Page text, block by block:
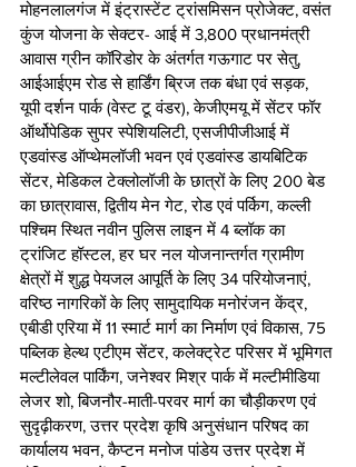
मोहनलालगंज में इंट्रास्टेंट ट्रांसमिसन प्रोजेक्ट, वसंत
कुंज योजना के सेक्टर- आई में 3,800 प्रधानमंत्री
आवास ग्रीन कॉरिडोर के अंतर्गत गऊगाट पर सेतु,
आईआईएम रोड से हार्डिंग ब्रिज तक बंधा एवं सड़क,
यूपी दर्शन पार्क (वेस्ट टू वंडर), केजीएमयू में सेंटर फॉर
ऑर्थोपेडिक सुपर स्पेशियलिटी, एसजीपीजीआई में
एडवांस्ड ऑप्थेमलॉजी भवन एवं एडवांस्ड डायबिटिक
सेंटर, मेडिकल टेक्लोलॉजी के छात्रों के लिए 200 बेड
का छात्रावास, द्वितीय मेन गेट, रोड एवं पर्किग, कल्ली
पश्चिम स्थित नवीन पुलिस लाइन में 4 ब्लॉक का
ट्रांजिट हॉस्टल, हर घर नल योजनान्तर्गत ग्रामीण
क्षेत्रों में शुद्ध पेयजल आपूर्ति के लिए 34 परियोजनाएं,
वरिष्ठ नागरिकों के लिए सामुदायिक मनोरंजन केंद्र,
एबीडी एरिया में 11 स्मार्ट मार्ग का निर्माण एवं विकास, 75
पब्लिक हेल्थ एटीएम सेंटर, कलेक्ट्रेट परिसर में भूमिगत
मल्टीलेवल पार्किंग, जनेश्वर मिश्र पार्क में मल्टीमीडिया
लेजर शो, बिजनौर-माती-परवर मार्ग का चौड़ीकरण एवं
सुदृढ़ीकरण, उत्तर प्रदेश कृषि अनुसंधान परिषद का
कार्यालय भवन, कैप्टन मनोज पांडेय उत्तर प्रदेश में